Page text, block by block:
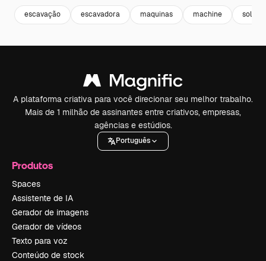
escavação escavadora maquinas machine solo
A plataforma criativa para você direcionar seu melhor trabalho.
Mais de 1 milhão de assinantes entre criativos, empresas,
agências e estúdios.
Português
Produtos
Spaces
Assistente de IA
Gerador de imagens
Gerador de vídeos
Texto para voz
Conteúdo de stock